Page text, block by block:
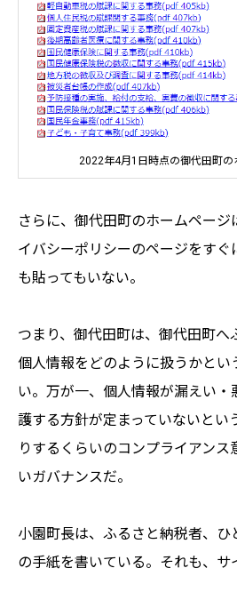
2022年4月1日時点の御代田町の
さらに、御代田町のホームページ
イバシーポリシーのページをすぐ
も貼ってもいない。
つまり、御代田町は、御代田町へ
個人情報をどのように扱うかとい
い。万が一、個人情報が漏えい・
護する方針が定まっていないとい
りするくらいのコンプライアンス
いガバナンスだ。
小園町長は、ふるさと納税者、
の手紙を書いている。それも、サ